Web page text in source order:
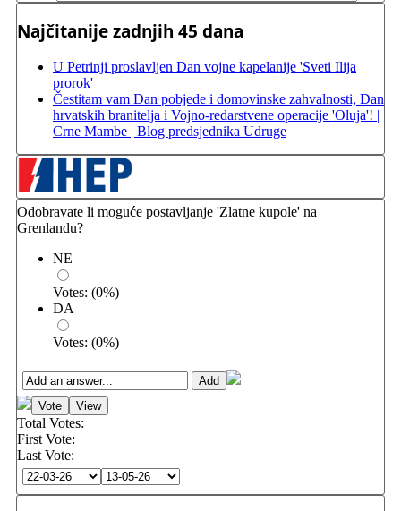
Najčitanije zadnjih 45 dana
U Petrinji proslavljen Dan vojne kapelanije 'Sveti Ilija
prorok'
Čestitam vam Dan pobjede i domovinske zahvalnosti, Dan
hrvatskih branitelja i Vojno-redarstvene operacije 'Oluja'! |
Crne Mambe | Blog predsjednika Udruge
Odobravate li moguće postavljanje 'Zlatne kupole' na
Grenlandu?
NE
Votes: (0%)
DA
Votes: (0%)
Total Votes:
First Vote:
Last Vote: